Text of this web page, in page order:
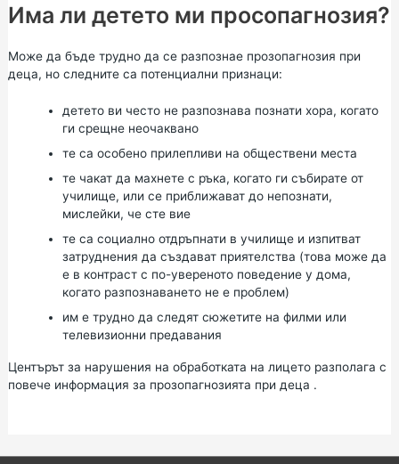
Има ли детето ми просопагнозия?
Може да бъде трудно да се разпознае прозопагнозия при
деца, но следните са потенциални признаци:
детето ви често не разпознава познати хора, когато
ги срещне неочаквано
те са особено прилепливи на обществени места
те чакат да махнете с ръка, когато ги събирате от
училище, или се приближават до непознати,
мислейки, че сте вие
те са социално отдръпнати в училище и изпитват
затруднения да създават приятелства (това може да
е в контраст с по-увереното поведение у дома,
когато разпознаването не е проблем)
им е трудно да следят сюжетите на филми или
телевизионни предавания
Центърът за нарушения на обработката на лицето разполага с
повече информация за прозопагнозията при деца .